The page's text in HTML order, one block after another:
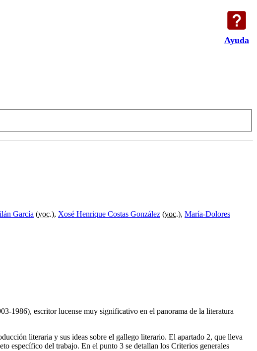
Ayuda
García (voc.), Xosé Henrique Costas González (voc.), María-Dolores
1986), escritor lucense muy significativo en el panorama de la literatura
literaria y sus ideas sobre el gallego literario. El apartado 2, que lleva
específico del trabajo. En el punto 3 se detallan los Criterios generales